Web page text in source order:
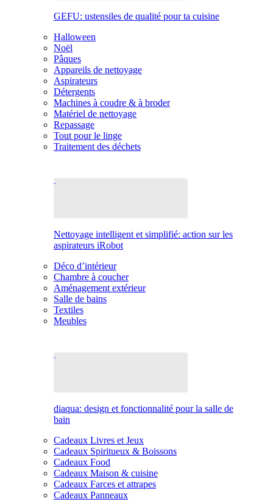
GEFU: ustensiles de qualité pour ta cuisine
Halloween
Noël
Pâques
Appareils de nettoyage
Aspirateurs
Détergents
Machines à coudre & à broder
Matériel de nettoyage
Repassage
Tout pour le linge
Traitement des déchets
Nettoyage intelligent et simplifié: action sur les
aspirateurs iRobot
Déco d’intérieur
Chambre à coucher
Aménagement extérieur
Salle de bains
Textiles
Meubles
diaqua: design et fonctionnalité pour la salle de
bain
Cadeaux Livres et Jeux
Cadeaux Spiritueux & Boissons
Cadeaux Food
Cadeaux Maison & cuisine
Cadeaux Farces et attrapes
Cadeaux Panneaux